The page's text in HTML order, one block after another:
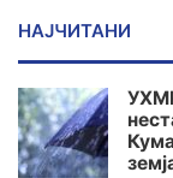
НАЈЧИТАНИ